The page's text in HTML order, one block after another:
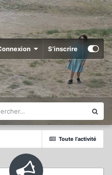
S’inscrire
Toute l’activité